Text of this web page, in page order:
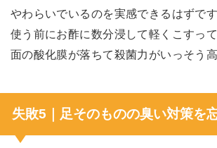
やわらいでいるのを実感できるはずです
使う前にお酢に数分浸して軽くこすっ
面の酸化膜が落ちて殺菌力がいっそう高
失敗5｜足そのものの臭い対策を